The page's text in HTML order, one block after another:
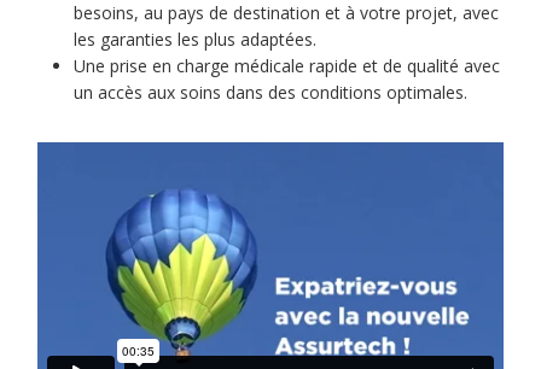
besoins, au pays de destination et à votre projet, avec
les garanties les plus adaptées.
Une prise en charge médicale rapide et de qualité avec
un accès aux soins dans des conditions optimales.